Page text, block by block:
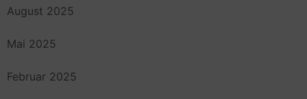
August 2025
Mai 2025
Februar 2025